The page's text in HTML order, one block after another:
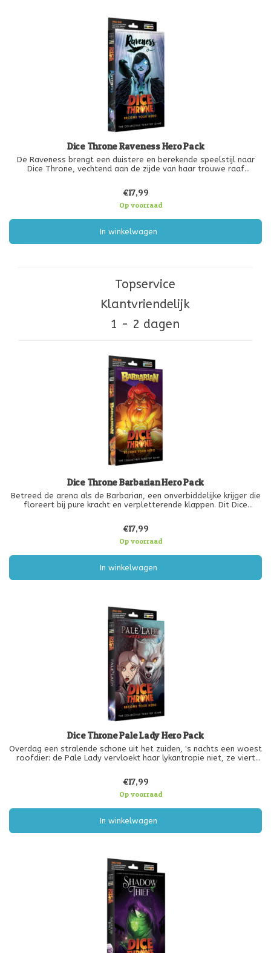
Dice Throne Raveness Hero Pack
De Raveness brengt een duistere en berekende speelstijl naar
Dice Throne, vechtend aan de zijde van haar trouwe raaf
biedt een unieke s
€17,99
Op voorraad
In winkelwagen
Topservice
Klantvriendelijk
1 - 2 dagen
Dice Throne Barbarian Hero Pack
Betreed de arena als de Barbarian, een onverbiddelijke krijger die
floreert bij pure kracht en verpletterende klappen. Dit Dice
upgrade-opti
€17,99
Op voorraad
In winkelwagen
Dice Throne Pale Lady Hero Pack
Overdag een stralende schone uit het zuiden, 's nachts een woest
roofdier: de Pale Lady vervloekt haar lykantropie niet, ze viert
€17,99
Op voorraad
In winkelwagen